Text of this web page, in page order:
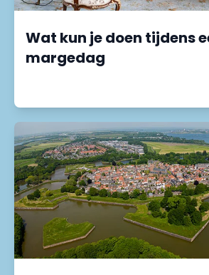
Wat kun je doen tijdens
margedag